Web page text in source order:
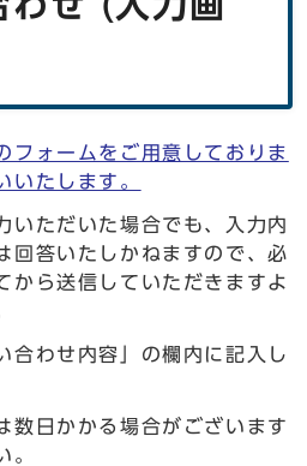
フォームをご用意しておりま
いたします。
いただいた場合でも、入力内
回答いたしかねますので、必
から送信していただきますよ
合わせ内容」の欄内に記入し
数日かかる場合がございます
。